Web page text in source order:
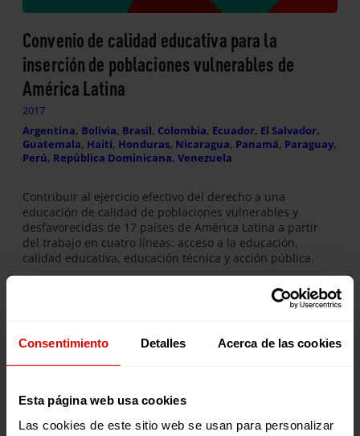
Consentimiento Detalles Acerca de las cookies
Esta página web usa cookies
Las cookies de este sitio web se usan para personalizar
Convenio de calidad educativa para la
inserción de poblaciones vulnerables de
América Latina
2017
Argentina, Bolivia, Brasil, Colombia, Ecuador, El Salvador
Guatemala, Haití, Honduras, Nicaragua, Panamá, Paraguay
Perú, República Dominicana, Venezuela
Contribuir al ejercicio efectivo del derecho a una
educación de calidad de poblaciones vulnerables y
desfavorecidas de 17 países de América Latina a partir
del trabajo en cuatro líneas: acceso a la educación,
calidad educativa, educación técnica y acción pública.